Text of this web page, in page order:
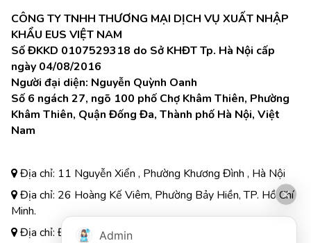
CÔNG TY TNHH THƯƠNG MẠI DỊCH VỤ XUẤT NHẬP
KHẨU EUS VIỆT NAM
Số ĐKKD 0107529318 do Sở KHĐT Tp. Hà Nội cấp
ngày 04/08/2016
Người đại diện: Nguyễn Quỳnh Oanh
Số 6 ngách 27, ngõ 100 phố Chợ Khâm Thiên, Phường
Khâm Thiên, Quận Đống Đa, Thành phố Hà Nội, Việt
Nam
Địa chỉ: 11 Nguyễn Xiển , Phường Khương Đình , Hà Nội
Địa chỉ: 26 Hoàng Kế Viêm, Phường Bảy Hiền, TP. Hồ Chí
Minh.
Địa chỉ: Đường A3, Tiểu khu đô thị số 17, Phường Pom
Admin